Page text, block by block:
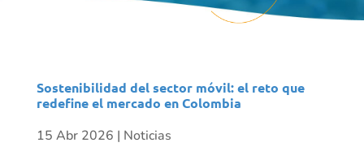
Sostenibilidad del sector móvil: el reto que
redefine el mercado en Colombia
15 Abr 2026 | Noticias